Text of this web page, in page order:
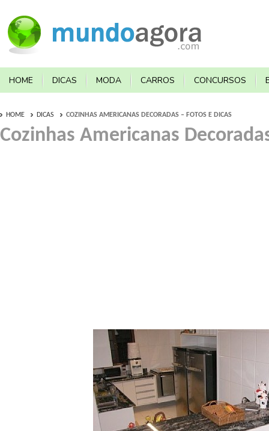
HOME DICAS MODA CARROS CONCURSOS
HOME DICAS COZINHAS AMERICANAS DECORADAS – FOTOS E DICAS
Cozinhas Americanas